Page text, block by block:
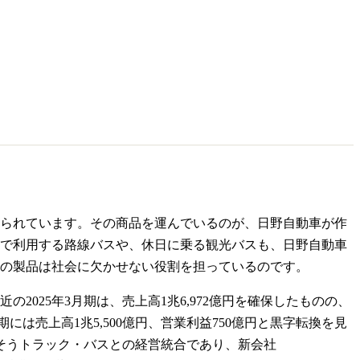
れています。その商品を運んでいるのが、日野自動車が作
利用する路線バスや、休日に乗る観光バスも、日野自動車
品は社会に欠かせない役割を担っているのです。
2025年3月期は、売上高1兆6,972億円を確保したものの、
は売上高1兆5,500億円、営業利益750億円と黒字転換を見
トラック・バスとの経営統合であり、新会社